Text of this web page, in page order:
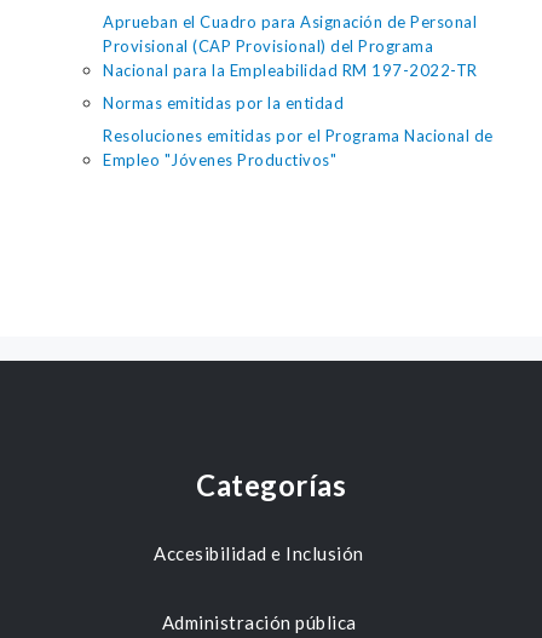
Aprueban el Cuadro para Asignación de Personal
Provisional (CAP Provisional) del Programa
Nacional para la Empleabilidad RM 197-2022-TR
Normas emitidas por la entidad
Resoluciones emitidas por el Programa Nacional de
Empleo "Jóvenes Productivos"
Categorías
Accesibilidad e Inclusión
Administración pública